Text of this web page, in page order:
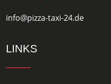
info@pizza-taxi-24.de
LINKS